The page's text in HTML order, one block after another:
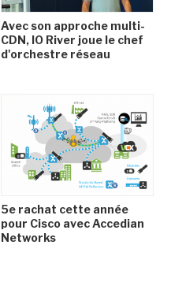
Avec son approche multi-
CDN, IO River joue le chef
d'orchestre réseau
5e rachat cette année
pour Cisco avec Accedian
Networks